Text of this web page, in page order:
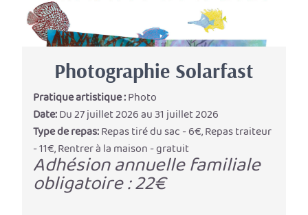
Photographie Solarfast
Pratique artistique :Photo
Date:Du 27 juillet 2026 au 31 juillet 2026
Type de repas:Repas tiré du sac - 6€, Repas traiteur
- 11€, Rentrer à la maison - gratuit
Adhésion annuelle familiale
obligatoire : 22€